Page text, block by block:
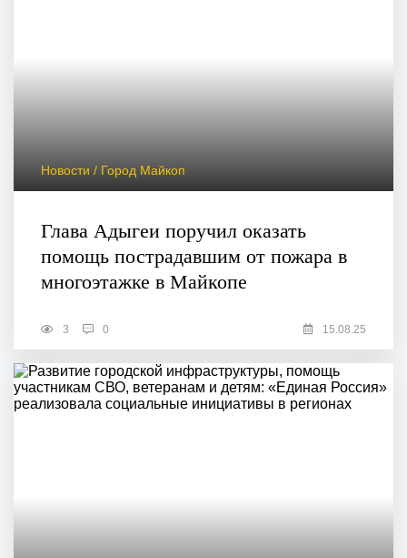
Новости / Город Майкоп
Глава Адыгеи поручил оказать
помощь пострадавшим от пожара в
многоэтажке в Майкопе
3 0 15.08.25